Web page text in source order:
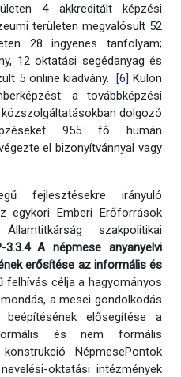
4 akkreditált képzési
területen megvalósult 52
28 ingyenes tanfolyam;
12 oktatási segédanyag és
5 online kiadvány.
[6] Külön
a továbbképzési
dolgozó
955 fő humán
el bizonyítvánnyal vagy
fejlesztésekre irányuló
egykori Emberi Erőforrások
szakpolitikai
3.3.4 A népmese anyanyelvi
erősítése az informális és
felhívás célja a hagyományos
a mesei gondolkodás
elősegítése a
és nem formális
NépmesePontok
oktatási intézmények